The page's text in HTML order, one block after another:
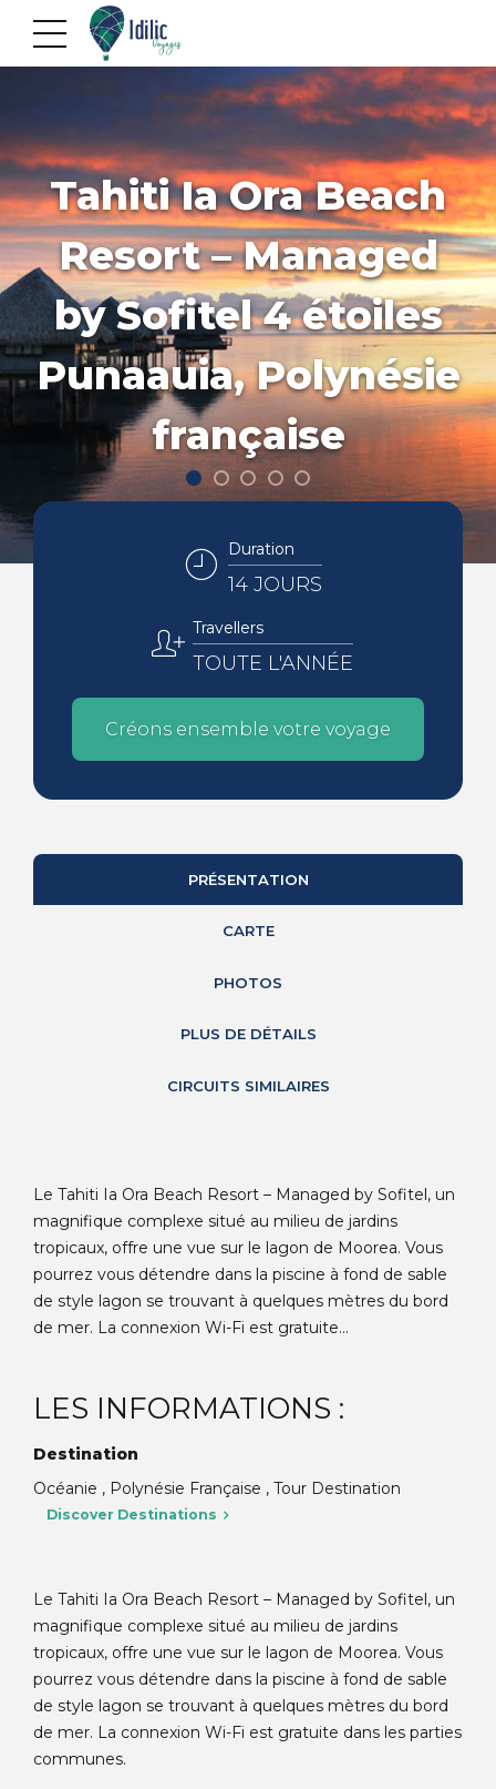
Tahiti Ia Ora Beach
Resort – Managed
by Sofitel 4 étoiles
Punaauia, Polynésie
française
Duration
14 JOURS
Travellers
TOUTE L'ANNÉE
Créons ensemble votre voyage
PRÉSENTATION
CARTE
PHOTOS
PLUS DE DÉTAILS
CIRCUITS SIMILAIRES
Le Tahiti Ia Ora Beach Resort – Managed by Sofitel, un
magnifique complexe situé au milieu de jardins
tropicaux, offre une vue sur le lagon de Moorea. Vous
pourrez vous détendre dans la piscine à fond de sable
de style lagon se trouvant à quelques mètres du bord
de mer. La connexion Wi-Fi est gratuite...
LES INFORMATIONS :
Destination
Océanie , Polynésie Française , Tour Destination
Discover Destinations
Le Tahiti Ia Ora Beach Resort – Managed by Sofitel, un
magnifique complexe situé au milieu de jardins
tropicaux, offre une vue sur le lagon de Moorea. Vous
pourrez vous détendre dans la piscine à fond de sable
de style lagon se trouvant à quelques mètres du bord
de mer. La connexion Wi-Fi est gratuite dans les parties
communes.